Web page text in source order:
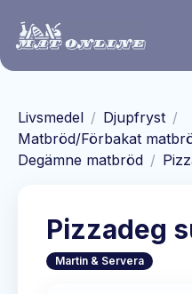
Livsmedel / Djupfryst /
Matbröd/Förbakat
Degämne matbröd /
Pizzadeg
Martin & Servera